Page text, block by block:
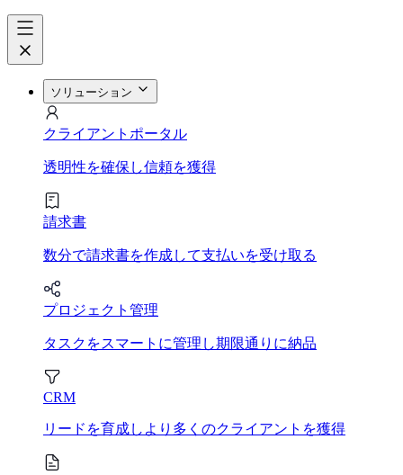
ソリューション
クライアントポータル
透明性を確保し信頼を獲得
請求書
数分で請求書を作成して支払いを受け取る
プロジェクト管理
タスクをスマートに管理し期限通りに納品
CRM
リードを育成しより多くのクライアントを獲得